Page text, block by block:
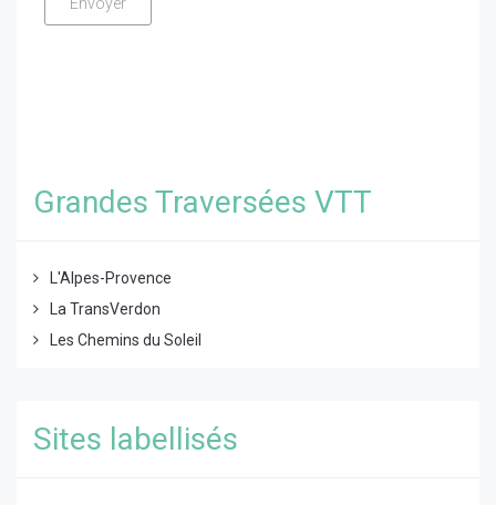
Grandes Traversées VTT
L'Alpes-Provence
La TransVerdon
Les Chemins du Soleil
Sites labellisés